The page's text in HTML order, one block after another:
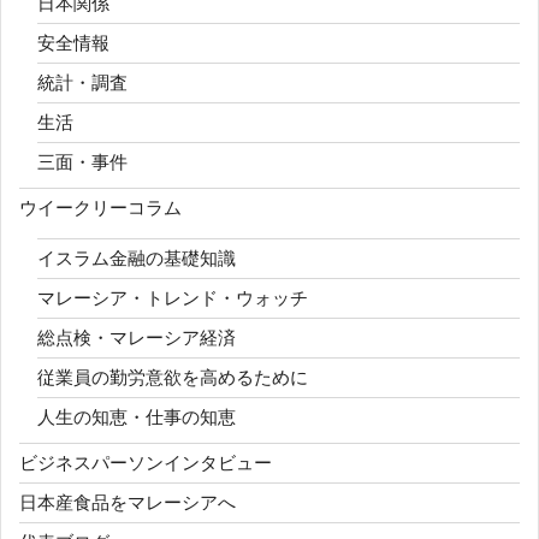
安全情報
統計・調査
生活
三面・事件
ウイークリーコラム
イスラム金融の基礎知識
マレーシア・トレンド・ウォッチ
総点検・マレーシア経済
従業員の勤労意欲を高めるために
人生の知恵・仕事の知恵
ビジネスパーソンインタビュー
日本産食品をマレーシアへ